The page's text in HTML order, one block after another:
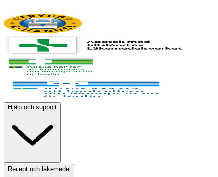
Hjälp och support
Recept och läkemedel